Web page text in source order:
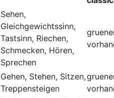
Sehen,
Gleichgewichtssinn,
Tastsinn, Riechen,
Schmecken, Hören,
Sprechen
Gehen, Stehen, Sitzen,
Treppensteigen